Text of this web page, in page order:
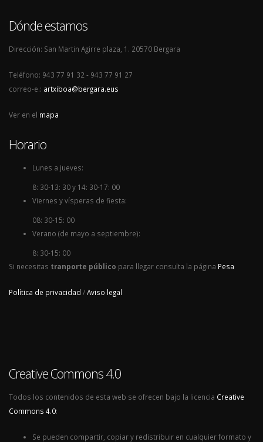
Dónde estamos
Dirección: San Martin Agirre plaza, 1. 20570 Bergara
Teléfono: 943 77 91 32 - 943 77 91 27
correo-e.: artxiboa@bergara.eus
Ver en el mapa
Horario
Lunes a jueves:
8: 30-13: 30 y 14: 30-17: 00
Viernes y vísperas de fiesta:
08: 30-15: 00
Verano (de mayo a septiembre):
8: 30-15: 00
Si necesitas tranporte público para llegar consulta la página Pesa
Política de privacidad /Aviso legal
Creative Commons 4.0
Todos los contenidos de esta web se ofrecen bajo la licencia Creative
Commons 4.0:
Se pueden compartir, copiar y redistribuir en cualquier formato y